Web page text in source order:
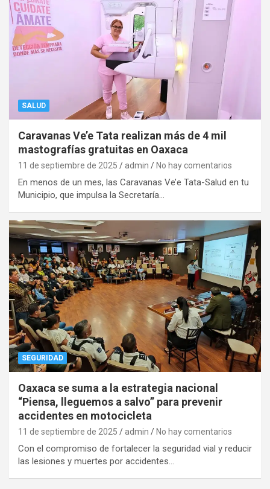
SALUD
Caravanas Ve’e Tata realizan más de 4 mil
mastografías gratuitas en Oaxaca
11 de septiembre de 2025 admin No hay comentarios
En menos de un mes, las Caravanas Ve’e Tata-Salud en tu
Municipio, que impulsa la Secretaría…
SEGURIDAD
Oaxaca se suma a la estrategia nacional
“Piensa, lleguemos a salvo” para prevenir
accidentes en motocicleta
11 de septiembre de 2025 admin No hay comentarios
Con el compromiso de fortalecer la seguridad vial y reducir
las lesiones y muertes por accidentes…